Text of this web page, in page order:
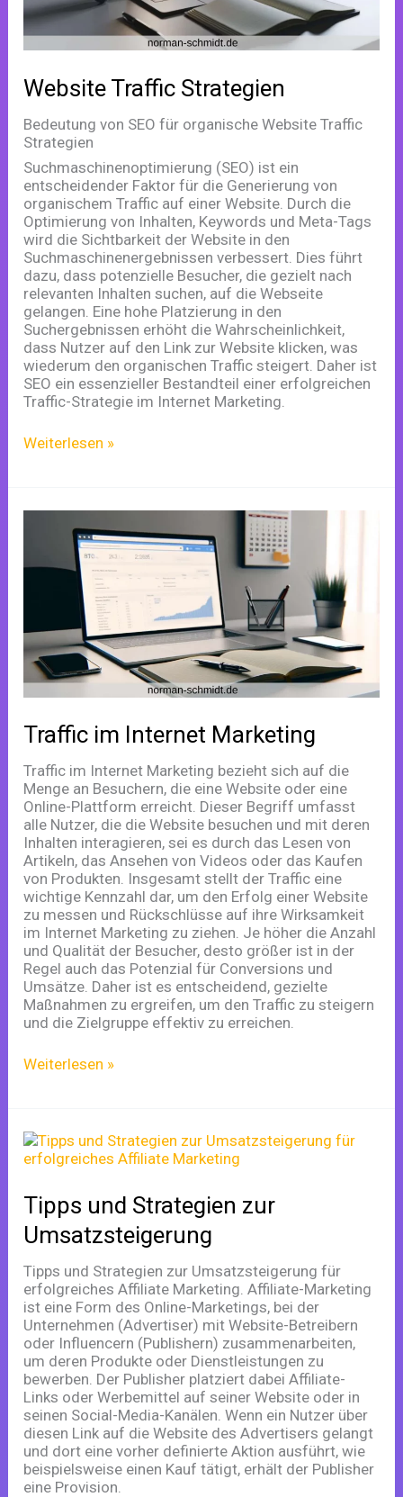
Website Traffic Strategien
Bedeutung von SEO für organische Website Traffic
Strategien
Suchmaschinenoptimierung (SEO) ist ein
entscheidender Faktor für die Generierung von
organischem Traffic auf einer Website. Durch die
Optimierung von Inhalten, Keywords und Meta-Tags
wird die Sichtbarkeit der Website in den
Suchmaschinenergebnissen verbessert. Dies führt
dazu, dass potenzielle Besucher, die gezielt nach
relevanten Inhalten suchen, auf die Webseite
gelangen. Eine hohe Platzierung in den
Suchergebnissen erhöht die Wahrscheinlichkeit,
dass Nutzer auf den Link zur Website klicken, was
wiederum den organischen Traffic steigert. Daher ist
SEO ein essenzieller Bestandteil einer erfolgreichen
Traffic-Strategie im Internet Marketing.
Weiterlesen »
Traffic im Internet Marketing
Traffic im Internet Marketing bezieht sich auf die
Menge an Besuchern, die eine Website oder eine
Online-Plattform erreicht. Dieser Begriff umfasst
alle Nutzer, die die Website besuchen und mit deren
Inhalten interagieren, sei es durch das Lesen von
Artikeln, das Ansehen von Videos oder das Kaufen
von Produkten. Insgesamt stellt der Traffic eine
wichtige Kennzahl dar, um den Erfolg einer Website
zu messen und Rückschlüsse auf ihre Wirksamkeit
im Internet Marketing zu ziehen. Je höher die Anzahl
und Qualität der Besucher, desto größer ist in der
Regel auch das Potenzial für Conversions und
Umsätze. Daher ist es entscheidend, gezielte
Maßnahmen zu ergreifen, um den Traffic zu steigern
und die Zielgruppe effektiv zu erreichen.
Internet
Marketing
Weiterlesen »
Tipps und Strategien zur
Umsatzsteigerung
Tipps und Strategien zur Umsatzsteigerung für
erfolgreiches Affiliate Marketing. Affiliate-Marketing
ist eine Form des Online-Marketings, bei der
Unternehmen (Advertiser) mit Website-Betreibern
oder Influencern (Publishern) zusammenarbeiten,
um deren Produkte oder Dienstleistungen zu
bewerben. Der Publisher platziert dabei Affiliate-
Links oder Werbemittel auf seiner Website oder in
seinen Social-Media-Kanälen. Wenn ein Nutzer über
diesen Link auf die Website des Advertisers gelangt
und dort eine vorher definierte Aktion ausführt, wie
beispielsweise einen Kauf tätigt, erhält der Publisher
eine Provision.
Tipps
und
zur
Umsatzsteigerung